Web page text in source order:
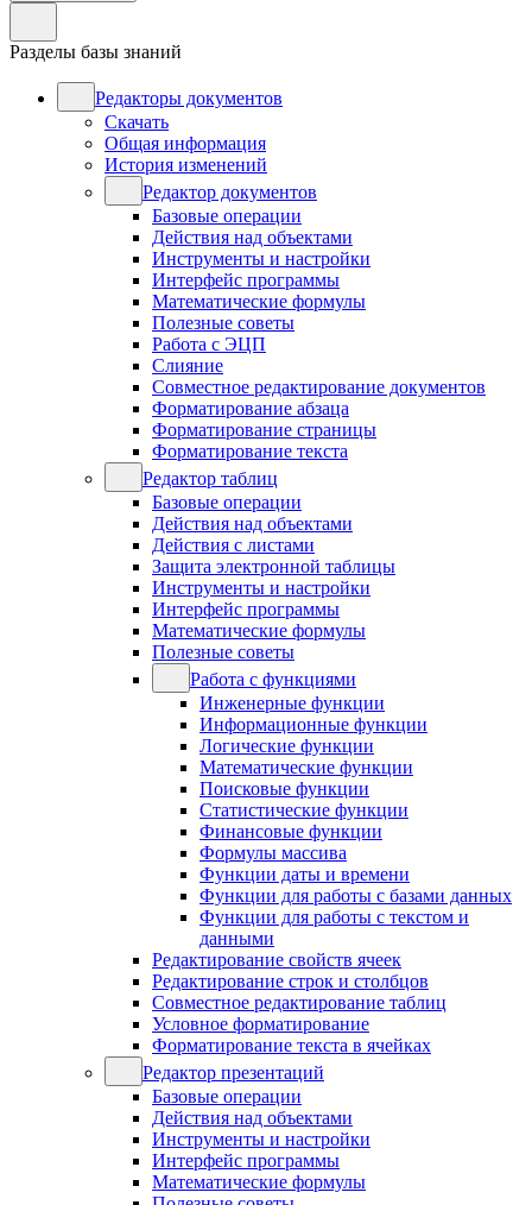
Разделы базы знаний
Редакторы документов
Скачать
Общая информация
История изменений
Редактор документов
Базовые операции
Действия над объектами
Инструменты и настройки
Интерфейс программы
Математические формулы
Полезные советы
Работа с ЭЦП
Слияние
Совместное редактирование документов
Форматирование абзаца
Форматирование страницы
Форматирование текста
Редактор таблиц
Базовые операции
Действия над объектами
Действия с листами
Защита электронной таблицы
Инструменты и настройки
Интерфейс программы
Математические формулы
Полезные советы
Работа с функциями
Инженерные функции
Информационные функции
Логические функции
Математические функции
Поисковые функции
Статистические функции
Финансовые функции
Формулы массива
Функции даты и времени
Функции для работы с базами данных
Функции для работы с текстом и
данными
Редактирование свойств ячеек
Редактирование строк и столбцов
Совместное редактирование таблиц
Условное форматирование
Форматирование текста в ячейках
Редактор презентаций
Базовые операции
Действия над объектами
Инструменты и настройки
Интерфейс программы
Математические формулы